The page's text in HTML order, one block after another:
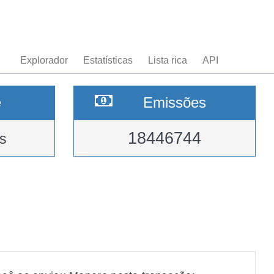
Explorador Estatísticas Lista rica API
Emissões
18446744